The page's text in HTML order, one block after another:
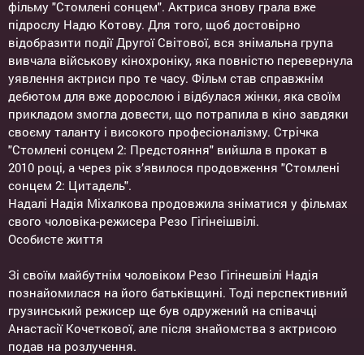
фільму "Стомлені сонцем". Актриса знову грала вже
підрослу Надю Котову. Для того, щоб достовірно
відобразити події Другої Світової, вся знімальна група
вивчала військову кінохроніку, яка повністю перевернула
уявлення актриси про те часу. Фільм став справжнім
дебютом для вже дорослою і відбулася жінки, яка своїм
прикладом змогла довести, що потрапила в кіно завдяки
своєму таланту і високого професіоналізму. Стрічка
"Стомлені сонцем 2: Предстояння" вийшла в прокат в
2010 році, а через рік з’явилося продовження "Стомлені
сонцем 2: Цитадель".
Надалі Надія Міхалкова продовжила зніматися у фільмах
свого чоловіка-режисера Резо Гігінеішвілі.
Особисте життя
Зі своїм майбутнім чоловіком Резо Гігінешвілі Надія
познайомилася на його батьківщині. Тоді перспективний
грузинський режисер ще був одружений на співачці
Анастасії Кочеткової, але після знайомства з актрисою
подав на розлучення.